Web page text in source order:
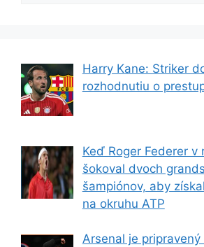
Harry Kane: Striker
rozhodnutiu o
Keď Roger Federer v
šokoval dvoch
šampiónov, aby
na okruhu ATP
Arsenal je